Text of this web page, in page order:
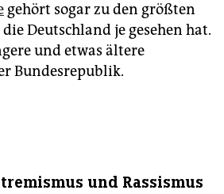
gehört sogar zu den größten
Deutschland je gesehen hat.
und etwas ältere
Bundesrepublik.
und Rassismus